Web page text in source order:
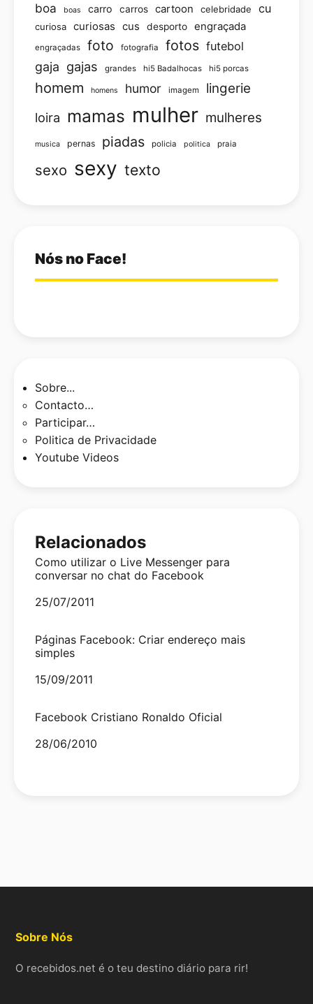
boa boas carro carros cartoon celebridade cu
curiosa curiosas cus desporto engraçada
engraçadas foto fotografia fotos futebol
gaja gajas grandes hi5 Badalhocas hi5 porcas
homem homens humor imagem lingerie
loira mamas mulher mulheres
musica pernas piadas policia politica praia
sexo sexy texto
Nós no Face!
Sobre...
Contacto…
Participar…
Politica de Privacidade
Youtube Videos
Relacionados
Como utilizar o Live Messenger para
conversar no chat do Facebook
Date
25/07/2011
Páginas Facebook: Criar endereço mais
simples
Date
15/09/2011
Facebook Cristiano Ronaldo Oficial
Date
28/06/2010
Sobre Nós
O recebidos.net é o teu destino diário para rir!